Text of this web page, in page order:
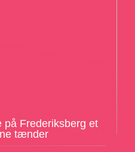
Frederiksberg et
tænder